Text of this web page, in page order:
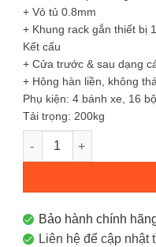
+ Vỏ tủ 0.8mm
+ Khung rack gắn thiết bị
Kết cấu
+ Cửa trước & sau dạng
+ Hông hàn liền, không
Phụ kiện: 4 bánh xe, 16
Tải trọng: 200kg
Tủ mạng 15U-W600-
Bảo hành chính
Liên hệ để cập nhật